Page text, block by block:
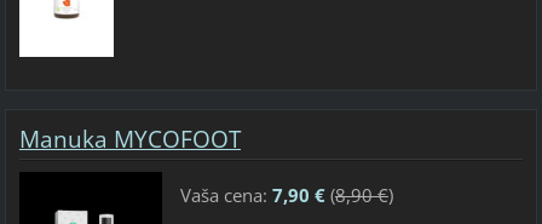
Manuka MYCOFOOT
Vaša cena: 7,90 €(8,90 €)